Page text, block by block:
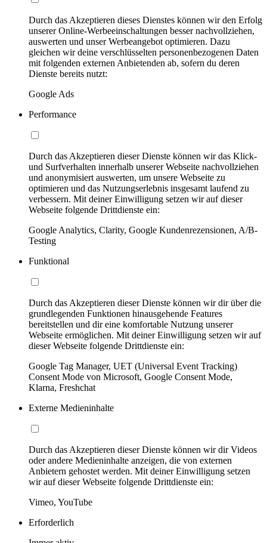
Durch das Akzeptieren dieses Dienstes können wir den Erfolg
unserer Online-Werbeeinschaltungen besser nachvollziehen,
auswerten und unser Werbeangebot optimieren. Dazu
gleichen wir deine verschlüsselten personenbezogenen Daten
mit folgenden externen Anbietenden ab, sofern du deren
Dienste bereits nutzt:
Google Ads
Performance
Durch das Akzeptieren dieser Dienste können wir das Klick-
und Surfverhalten innerhalb unserer Webseite nachvollziehen
und anonymisiert auswerten, um unsere Webseite zu
optimieren und das Nutzungserlebnis insgesamt laufend zu
verbessern. Mit deiner Einwilligung setzen wir auf dieser
Webseite folgende Drittdienste ein:
Google Analytics, Clarity, Google Kundenrezensionen, A/B-
Testing
Funktional
Durch das Akzeptieren dieser Dienste können wir dir über die
grundlegenden Funktionen hinausgehende Features
bereitstellen und dir eine komfortable Nutzung unserer
Webseite ermöglichen. Mit deiner Einwilligung setzen wir auf
dieser Webseite folgende Drittdienste ein:
Google Tag Manager, UET (Universal Event Tracking)
Consent Mode von Microsoft, Google Consent Mode,
Klarna, Freshchat
Externe Medieninhalte
Durch das Akzeptieren dieser Dienste können wir dir Videos
oder andere Medieninhalte anzeigen, die von externen
Anbietern gehostet werden. Mit deiner Einwilligung setzen
wir auf dieser Webseite folgende Drittdienste ein:
Vimeo, YouTube
Erforderlich